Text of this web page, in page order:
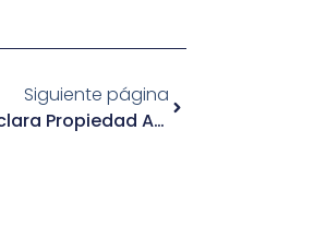
Siguiente página
Según Decreto Alcaldicio Se Declara Propiedad Abandonada